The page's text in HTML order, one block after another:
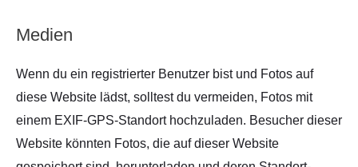
Medien
Wenn du ein registrierter Benutzer bist und Fotos auf
diese Website lädst, solltest du vermeiden, Fotos mit
einem EXIF-GPS-Standort hochzuladen. Besucher dieser
Website könnten Fotos, die auf dieser Website